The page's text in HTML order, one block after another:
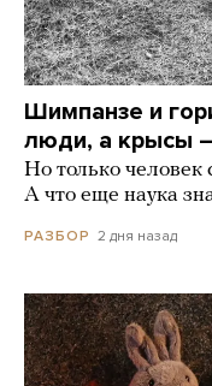
Шимпанзе и
люди, а крысы
Но только человек
А что еще наука
РАЗБОР 2 дня назад